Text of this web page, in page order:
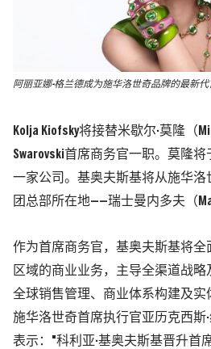
阿丽亚娜-格兰德成为施华洛世奇品牌的最新代
Kolja Kiofsky将接替米歇尔·莫隆（
Swarovski首席商务官一职。莫隆
一家公司。基奥夫斯基将从施华
团总部所在地——瑞士曼内多夫（
作为首席商务官，基奥夫斯基将
区域的商业业务，主导全渠道战
全球销售管理、商业体系构建及实
施华洛世奇首席执行官亚历克西斯·
表示："科利亚·基奥夫斯基晋升首